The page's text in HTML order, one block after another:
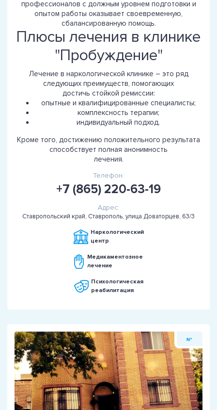
профессионалов с должным уровнем подготовки и
опытом работы оказывает своевременную,
сбалансированную помощь.
Плюсы лечения в клинике
"Пробуждение"
Лечение в наркологической клинике – это ряд
следующих преимуществ, помогающих
достичь стойкой ремиссии:
опытные и квалифицированные специалисты;
комплексность терапии;
индивидуальный подход.
Кроме того, достижению положительного результата
способствует полная анонимность
лечения.
Телефон:
+7 (865) 220-63-19
Адрес:
Ставропольский край, Ставрополь, улица Доваторцев, 63/3
Наркологический
центр
Медикаментозное
лечение
Психологическая
реабилитация
№